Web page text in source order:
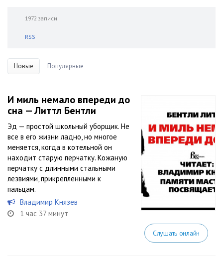
1972 записи
RSS
Новые Популярные
И миль немало впереди до
сна — Литтл Бентли
Эд — простой школьный уборщик. Не
все в его жизни ладно, но многое
меняется, когда в котельной он
находит старую перчатку. Кожаную
перчатку с длинными стальными
лезвиями, прикрепленными к
пальцам.
Владимир Князев
1 час 37 минут
Слушать онлайн